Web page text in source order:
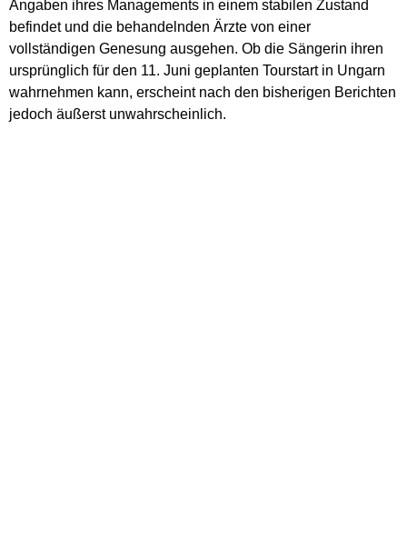
Angaben ihres Managements in einem stabilen Zustand
befindet und die behandelnden Ärzte von einer
vollständigen Genesung ausgehen. Ob die Sängerin ihren
ursprünglich für den 11. Juni geplanten Tourstart in Ungarn
wahrnehmen kann, erscheint nach den bisherigen Berichten
jedoch äußerst unwahrscheinlich.